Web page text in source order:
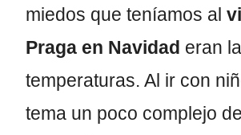
miedos que teníamos al
Praga en Navidad eran
temperaturas. Al ir con
tema un poco complejo